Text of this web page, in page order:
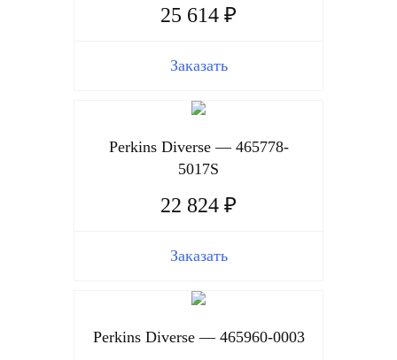
25 614 ₽
Заказать
Perkins Diverse — 465778-
5017S
22 824 ₽
Заказать
Perkins Diverse — 465960-0003